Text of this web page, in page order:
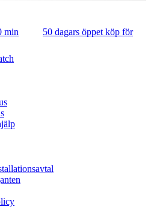
min 50 dagars öppet köp för